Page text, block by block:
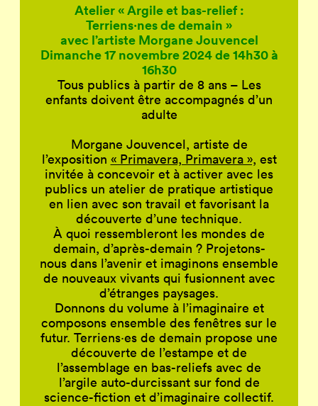
Atelier « Argile et bas-relief :
Terriens·nes de demain »
avec l’artiste Morgane Jouvencel
Dimanche 17 novembre 2024 de 14h30 à
16h30
Tous publics à partir de 8 ans – Les
enfants doivent être accompagnés d’un
adulte
Morgane Jouvencel, artiste de
l’exposition « Primavera, Primavera », est
invitée à concevoir et à activer avec les
publics un atelier de pratique artistique
en lien avec son travail et favorisant la
découverte d’une technique.
À quoi ressembleront les mondes de
demain, d’après-demain ? Projetons-
nous dans l’avenir et imaginons ensemble
de nouveaux vivants qui fusionnent avec
d’étranges paysages.
Donnons du volume à l’imaginaire et
composons ensemble des fenêtres sur le
futur. Terriens·es de demain propose une
découverte de l’estampe et de
l’assemblage en bas-reliefs avec de
l’argile auto-durcissant sur fond de
science-fiction et d’imaginaire collectif.